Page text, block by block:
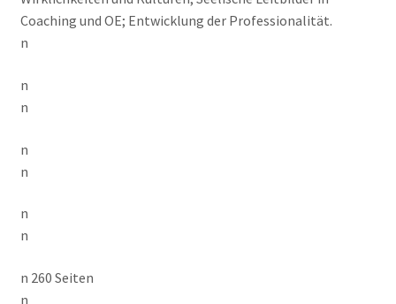
Coaching und OE; Entwicklung der Professionalität.
n
n
n
n
n
n
n
n 260 Seiten
n